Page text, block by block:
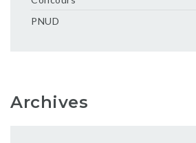
PNUD
Archives